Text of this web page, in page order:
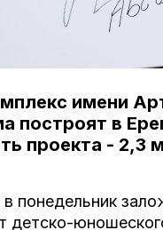
имени
построят в
проекта - 2,3
понедельник
детско-